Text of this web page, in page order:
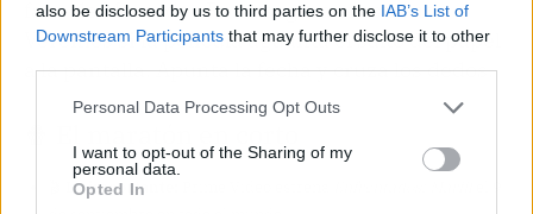
also be disclosed by us to third parties on the IAB’s List of
Downstream Participants that may further disclose it to other
Personal Data Processing Opt Outs
I want to opt-out of the Sharing of my
personal data.
Opted In
fans de Mercedes Ron asegura el estreno.
Veremos si la película aguanta el salto del papel
a la pantalla. Apunta la fecha y cruza los dedos.
Lo importante: